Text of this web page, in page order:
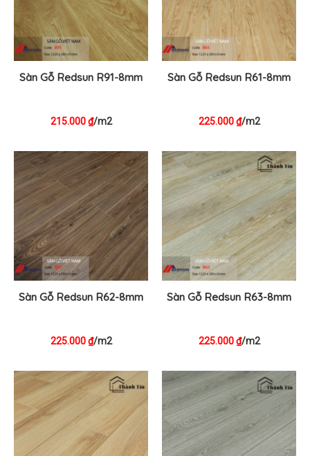
Sàn Gỗ Redsun R91-8mm
215.000₫/m2
Sàn Gỗ Redsun R61-8mm
225.000₫/m2
Sàn Gỗ Redsun R62-8mm
225.000₫/m2
Sàn Gỗ Redsun R63-8mm
225.000₫/m2